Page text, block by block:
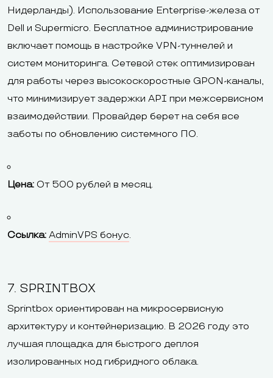
Нидерланды). Использование Enterprise-железа от
Dell и Supermicro. Бесплатное администрирование
включает помощь в настройке VPN-туннелей и
систем мониторинга. Сетевой стек оптимизирован
для работы через высокоскоростные GPON-каналы,
что минимизирует задержки API при межсервисном
взаимодействии. Провайдер берет на себя все
заботы по обновлению системного ПО.
Цена: От 500 рублей в месяц.
Ссылка: AdminVPS бонус.
7. SPRINTBOX
Sprintbox ориентирован на микросервисную
архитектуру и контейнеризацию. В 2026 году это
лучшая площадка для быстрого деплоя
изолированных нод гибридного облака.